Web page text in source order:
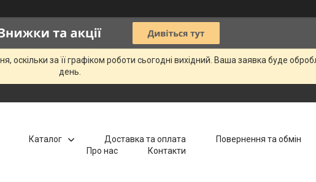
за її графіком роботи сьогодні вихідний. Ваша заявка буде
день.
Каталог Доставка та оплата
Повернення та обмін
Про нас
Контакти